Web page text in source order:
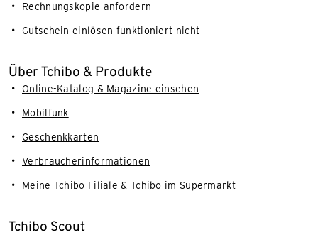
Rechnungskopie anfordern
Gutschein einlösen funktioniert nicht
Über Tchibo & Produkte
Online-Katalog & Magazine einsehen
Mobilfunk
Geschenkkarten
Verbraucherinformationen
Meine Tchibo Filiale & Tchibo im Supermarkt
Tchibo Scout